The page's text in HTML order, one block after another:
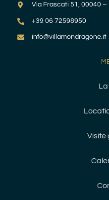
Via Frascati 51, 00040 –
+39 06 72598950
info@villamondragone.it
La
Visite